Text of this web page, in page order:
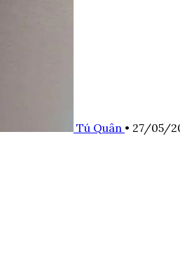
Tú Quân • 27/05/